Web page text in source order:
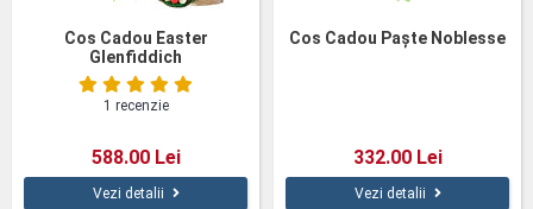
Cos Cadou Easter
Glenfiddich
1 recenzie
588.00 Lei
Vezi detalii
Cos Cadou Paște Noblesse
332.00 Lei
Vezi detalii